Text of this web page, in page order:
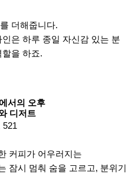
더해줍니다.
은 하루 종일 자신감 있는 분
을 하죠.
서의 오후
디저트
521
커피가 어우러지는
잠시 멈춰 숨을 고르고, 분위기